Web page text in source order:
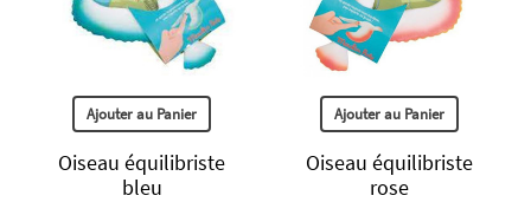
Ajouter au Panier
Oiseau équilibriste
bleu
Ajouter au Panier
Oiseau équilibriste
rose